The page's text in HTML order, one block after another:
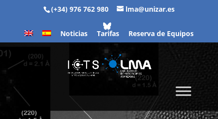
(+34) 976 762 980 lma@unizar.es
Noticias Tarifas Reserva de Equipos